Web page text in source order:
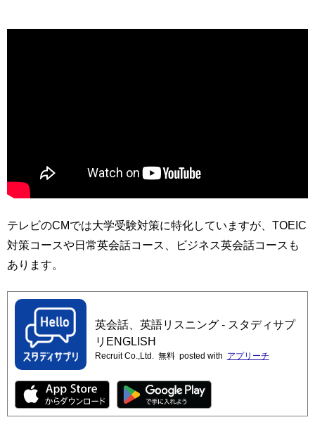
テレビのCMでは大学受験対策に特化していますが、TOEIC
対策コースや日常英会話コース、ビジネス英会話コースも
あります。
英会話、英語リスニング - スタディサプ
リENGLISH
Recruit Co.,Ltd. 無料 posted with アプリーチ